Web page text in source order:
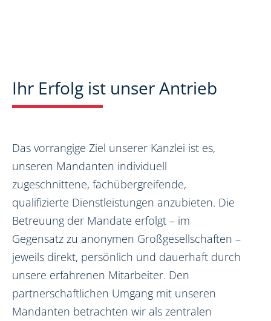
Ihr Erfolg ist unser Antrieb
Das vorrangige Ziel unserer Kanzlei ist es,
unseren Mandanten individuell
zugeschnittene, fachübergreifende,
qualifizierte Dienstleistungen anzubieten. Die
Betreuung der Mandate erfolgt – im
Gegensatz zu anonymen Großgesellschaften –
jeweils direkt, persönlich und dauerhaft durch
unsere erfahrenen Mitarbeiter. Den
partnerschaftlichen Umgang mit unseren
Mandanten betrachten wir als zentralen